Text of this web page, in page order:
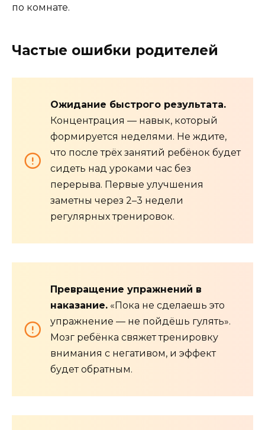
по комнате.
Частые ошибки родителей
Ожидание быстрого результата.
Концентрация — навык, который
формируется неделями. Не ждите,
что после трёх занятий ребёнок будет
сидеть над уроками час без
перерыва. Первые улучшения
заметны через 2–3 недели
регулярных тренировок.
Превращение упражнений в
наказание. «Пока не сделаешь это
упражнение — не пойдёшь гулять».
Мозг ребёнка свяжет тренировку
внимания с негативом, и эффект
будет обратным.